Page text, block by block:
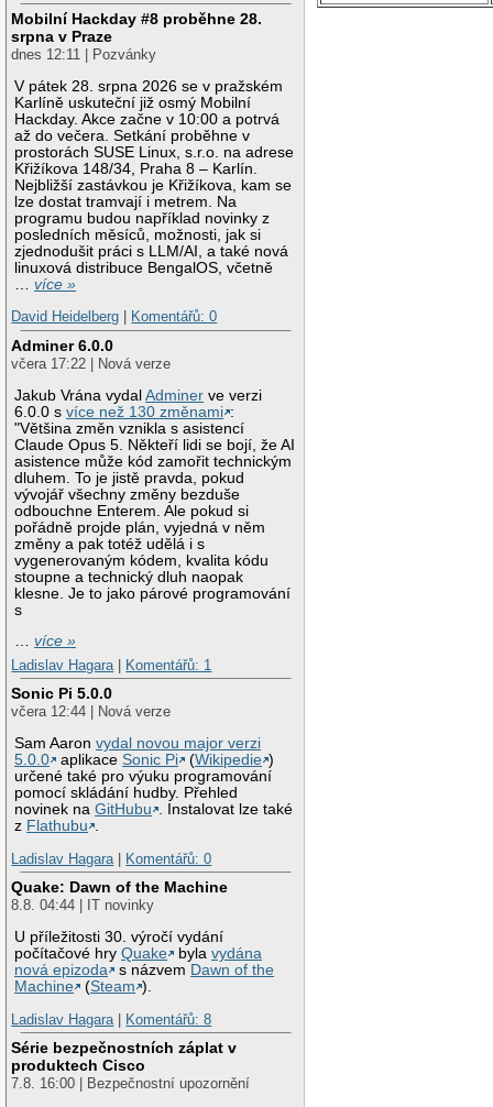
Mobilní Hackday #8 proběhne 28.
srpna v Praze
dnes 12:11 | Pozvánky
V pátek 28. srpna 2026 se v pražském
Karlíně uskuteční již osmý Mobilní
Hackday. Akce začne v 10:00 a potrvá
až do večera. Setkání proběhne v
prostorách SUSE Linux, s.r.o. na adrese
Křižíkova 148/34, Praha 8 – Karlín.
Nejbližší zastávkou je Křižíkova, kam se
lze dostat tramvají i metrem. Na
programu budou například novinky z
posledních měsíců, možnosti, jak si
zjednodušit práci s LLM/AI, a také nová
linuxová distribuce BengalOS, včetně
…více »
David Heidelberg
Komentářů: 0
Adminer 6.0.0
včera 17:22 | Nová verze
Jakub Vrána vydalAdminer ve verzi
6.0.0 svíce než 130 změnami :
"Většina změn vznikla s asistencí
Claude Opus 5. Někteří lidi se bojí, že AI
asistence může kód zamořit technickým
dluhem. To je jistě pravda, pokud
vývojář všechny změny bezduše
odbouchne Enterem. Ale pokud si
pořádně projde plán, vyjedná v něm
změny a pak totéž udělá i s
vygenerovaným kódem, kvalita kódu
stoupne a technický dluh naopak
klesne. Je to jako párové programování
s
…více »
Ladislav Hagara
Komentářů: 1
Sonic Pi 5.0.0
včera 12:44 | Nová verze
Sam Aaronvydal novou major verzi
5.0.0
aplikaceSonic Pi (Wikipedie )
určené také pro výuku programování
pomocí skládání hudby. Přehled
novinek naGitHubu . Instalovat lze také
z Flathubu .
Ladislav Hagara | Komentářů: 0
Quake: Dawn of the Machine
8.8. 04:44 | IT novinky
U příležitosti 30. výročí vydání
počítačové hryQuake bylavydána
nová epizoda
s názvem Dawn of the
Machine
(Steam ).
Ladislav Hagara | Komentářů: 8
Série bezpečnostních záplat v
produktech Cisco
7.8. 16:00 | Bezpečnostní upozornění